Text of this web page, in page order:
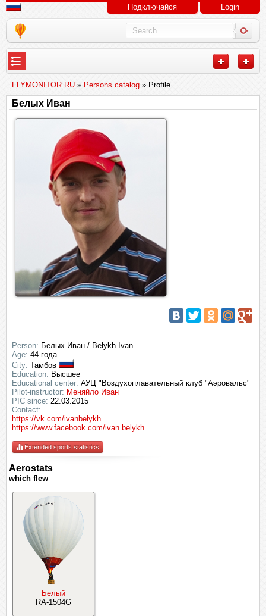
Подключайся Login
FLYMONITOR.RU » Persons catalog » Profile
Белых Иван
Person: Белых Иван / Belykh Ivan
Age: 44 года
City: Тамбов
Education: Высшее
Educational center: АУЦ "Воздухоплавательный клуб "Аэровальс"
Pilot-instructor: Меняйло Иван
PIC since: 22.03.2015
Contact:
https://vk.com/ivanbelykh
https://www.facebook.com/ivan.belykh
Extended sports statistics
Aerostats
which flew
Белый
RA-1504G